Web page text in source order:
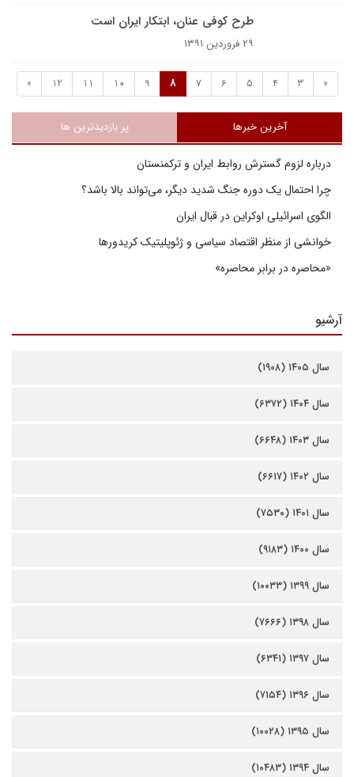
طرح کوفی عنان، ابتکار ایران است
۲۹ فروردین ۱۳۹۱
«
3
4
5
6
7
8
9
10
11
12
»
آخرین خبرها پر بازدیدترین ها
درباره لزوم گسترش روابط ایران و ترکمنستان
چرا احتمال یک دوره جنگ شدید دیگر، می‌تواند بالا باشد؟
الگوی اسرائیلی اوکراین در قبال ایران
خوانشی از منظر اقتصاد سیاسی و ژئوپلیتیک کریدورها
«محاصره در برابر محاصره»
آرشیو
سال ۱۴۰۵ (۱۹۰۸)
سال ۱۴۰۴ (۶۳۷۲)
سال ۱۴۰۳ (۶۶۴۸)
سال ۱۴۰۲ (۶۶۱۷)
سال ۱۴۰۱ (۷۵۳۰)
سال ۱۴۰۰ (۹۱۸۳)
سال ۱۳۹۹ (۱۰۰۳۳)
سال ۱۳۹۸ (۷۶۶۶)
سال ۱۳۹۷ (۶۳۴۱)
سال ۱۳۹۶ (۷۱۵۴)
سال ۱۳۹۵ (۱۰۰۲۸)
سال ۱۳۹۴ (۱۰۴۸۳)